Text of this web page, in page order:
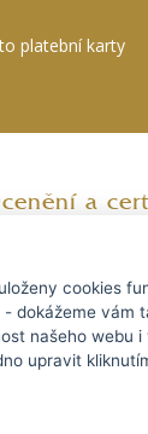
platební karty
a
cookies
dokážeme vám
našeho webu i
upravit